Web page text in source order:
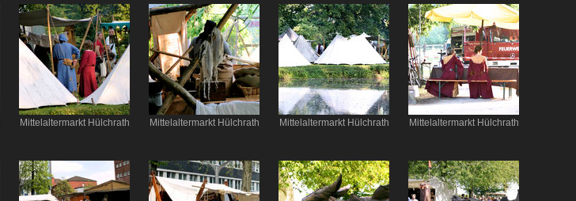
Mittelaltermarkt Hülchrath Mittelaltermarkt Hülchrath Mittelaltermarkt Hülchrath Mittelaltermarkt Hülchrath